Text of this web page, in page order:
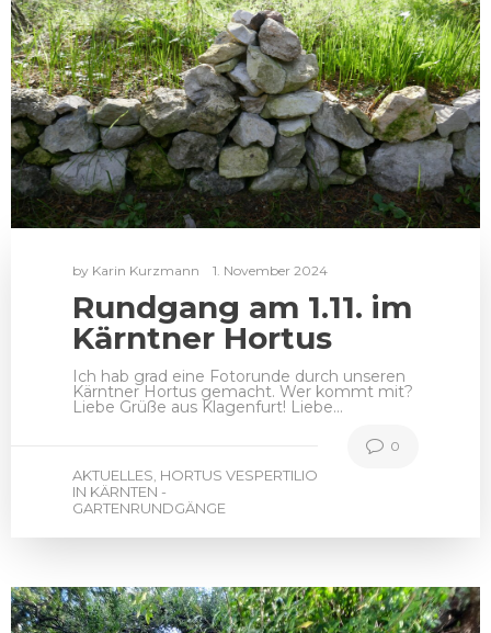
by Karin Kurzmann 1. November 2024
Rundgang am 1.11. im
Kärntner Hortus
Ich hab grad eine Fotorunde durch unseren
Kärntner Hortus gemacht. Wer kommt mit?
Liebe Grüße aus Klagenfurt! Liebe…
AKTUELLES, HORTUS VESPERTILIO
IN KÄRNTEN -
GARTENRUNDGÄNGE
0